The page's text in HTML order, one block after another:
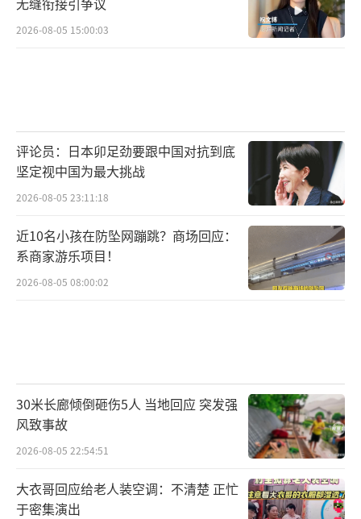
2026-08-05 15:00:03
评论员：日本卯足劲要跟中国对抗到底
坚定视中国为最大挑战
2026-08-05 23:11:18
近10名小孩在防坠网蹦跳？商场回应：
系商家游乐项目！
2026-08-05 08:00:02
30米长廊倾倒砸伤5人 当地回应 突发强
风致事故
2026-08-05 22:54:51
大衣哥回应给老人装空调：不清楚 正忙
于密集演出